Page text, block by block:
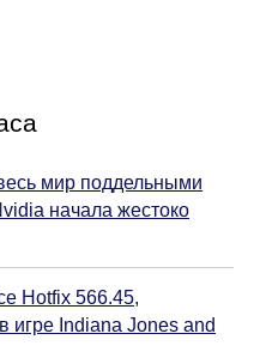
мир поддельными
начала жестоко
Hotfix 566.45,
игре Indiana Jones and